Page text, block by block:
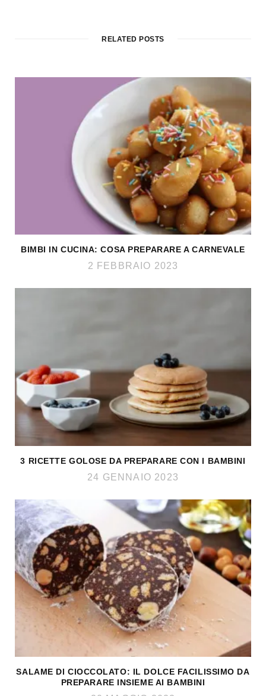
RELATED POSTS
BIMBI IN CUCINA: COSA PREPARARE A CARNEVALE
2 FEBBRAIO 2023
3 RICETTE GOLOSE DA PREPARARE CON I BAMBINI
24 GENNAIO 2023
SALAME DI CIOCCOLATO: IL DOLCE FACILISSIMO DA
PREPARARE INSIEME AI BAMBINI